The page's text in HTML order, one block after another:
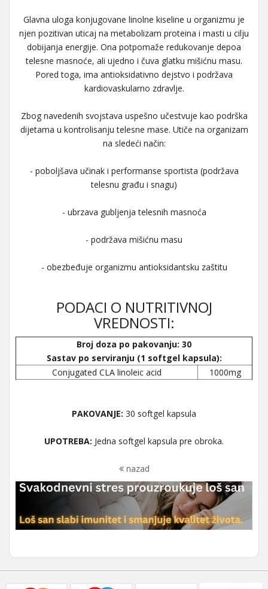
Glavna uloga konjugovane linolne kiseline u organizmu je
njen pozitivan uticaj na metabolizam proteina i masti u cilju
dobijanja energije. Ona potpomaže redukovanje depoa
telesne masnoće, ali ujedno i čuva glatku mišićnu masu.
Pored toga, ima antioksidativno dejstvo i podržava
kardiovaskularno zdravlje.
Zbog navedenih svojstava uspešno učestvuje kao podrška
dijetama u kontrolisanju telesne mase. Utiče na organizam
na sledeći način:
- poboljšava učinak i performanse sportista (podržava
telesnu građu i snagu)
- ubrzava gubljenja telesnih masnoća
- podržava mišićnu masu
- obezbeđuje organizmu antioksidantsku zaštitu
PODACI O NUTRITIVNOJ
VREDNOSTI:
Broj doza po pakovanju: 30
Sastav po serviranju (1 softgel kapsula):
Conjugated CLA linoleic acid
1000mg
PAKOVANJE: 30 softgel kapsula
UPOTREBA: Jedna softgel kapsula pre obroka.
nazad